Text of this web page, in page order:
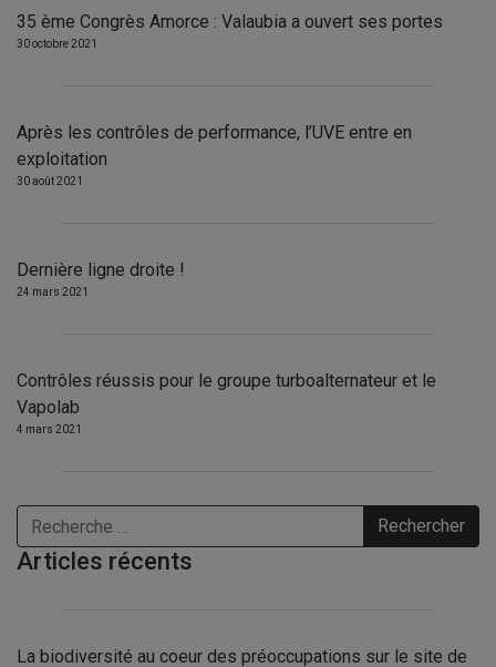
35 ème Congrès Amorce : Valaubia a ouvert ses portes
30 octobre 2021
Après les contrôles de performance, l’UVE entre en
exploitation
30 août 2021
Dernière ligne droite !
24 mars 2021
Contrôles réussis pour le groupe turboalternateur et le
Vapolab
4 mars 2021
Rechercher
Articles récents
La biodiversité au coeur des préoccupations sur le site de